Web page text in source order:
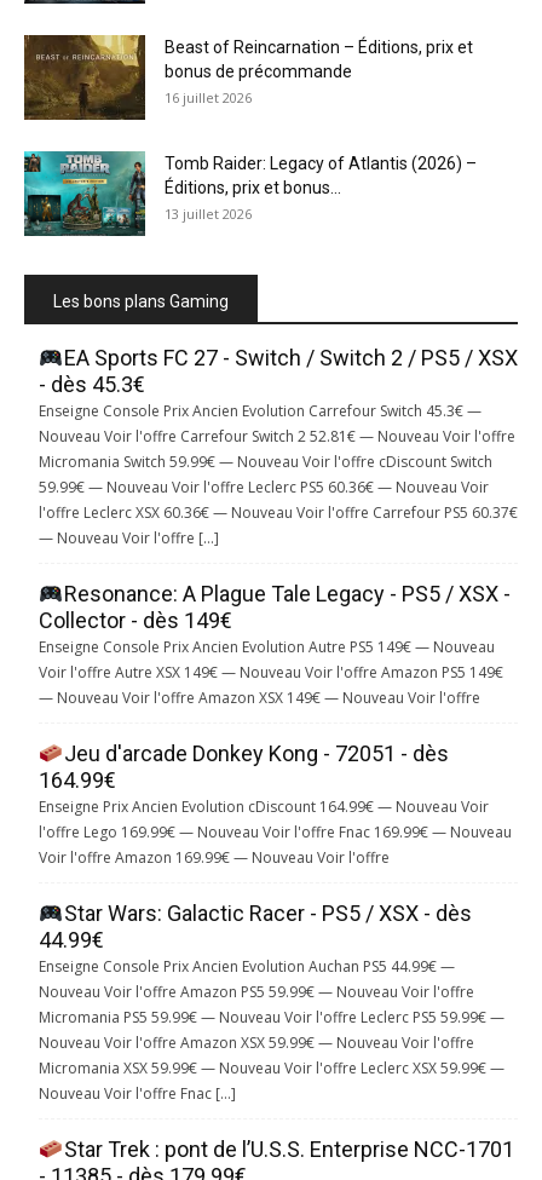
Beast of Reincarnation – Éditions, prix et
bonus de précommande
16 juillet 2026
Tomb Raider: Legacy of Atlantis (2026) –
Éditions, prix et bonus...
13 juillet 2026
Les bons plans Gaming
EA Sports FC 27 - Switch / Switch 2 / PS5 / XSX
- dès 45.3€
Enseigne Console Prix Ancien Evolution Carrefour Switch 45.3€ —
Nouveau Voir l'offre Carrefour Switch 2 52.81€ — Nouveau Voir l'offre
Micromania Switch 59.99€ — Nouveau Voir l'offre cDiscount Switch
59.99€ — Nouveau Voir l'offre Leclerc PS5 60.36€ — Nouveau Voir
l'offre Leclerc XSX 60.36€ — Nouveau Voir l'offre Carrefour PS5 60.37€
— Nouveau Voir l'offre […]
Resonance: A Plague Tale Legacy - PS5 / XSX -
Collector - dès 149€
Enseigne Console Prix Ancien Evolution Autre PS5 149€ — Nouveau
Voir l'offre Autre XSX 149€ — Nouveau Voir l'offre Amazon PS5 149€
— Nouveau Voir l'offre Amazon XSX 149€ — Nouveau Voir l'offre
Jeu d'arcade Donkey Kong - 72051 - dès
164.99€
Enseigne Prix Ancien Evolution cDiscount 164.99€ — Nouveau Voir
l'offre Lego 169.99€ — Nouveau Voir l'offre Fnac 169.99€ — Nouveau
Voir l'offre Amazon 169.99€ — Nouveau Voir l'offre
Star Wars: Galactic Racer - PS5 / XSX - dès
44.99€
Enseigne Console Prix Ancien Evolution Auchan PS5 44.99€ —
Nouveau Voir l'offre Amazon PS5 59.99€ — Nouveau Voir l'offre
Micromania PS5 59.99€ — Nouveau Voir l'offre Leclerc PS5 59.99€ —
Nouveau Voir l'offre Amazon XSX 59.99€ — Nouveau Voir l'offre
Micromania XSX 59.99€ — Nouveau Voir l'offre Leclerc XSX 59.99€ —
Nouveau Voir l'offre Fnac […]
Star Trek : pont de l’U.S.S. Enterprise NCC-1701